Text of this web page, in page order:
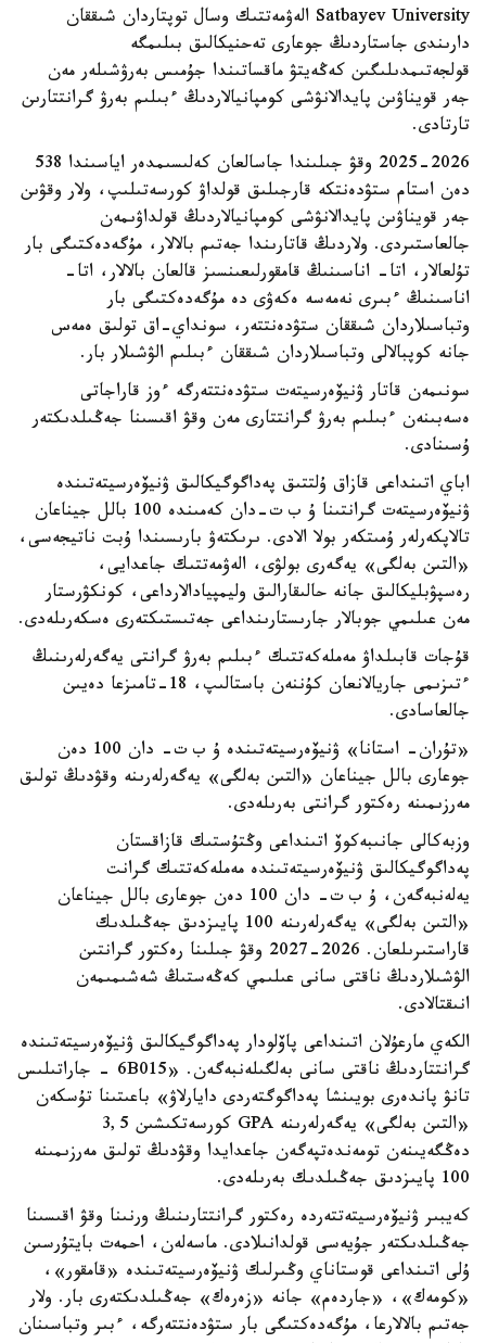
Satbayev University الەۋمەتتىك وسال توپتاردان شىققان
دارىندى جاستاردىڭ جوعارى تەحنيكالىق بىلىمگە
قولجەتىمدىلىگىن كەڭەيتۋ ماقساتىندا جۇمىس بەرۋشىلەر مەن
جەر قويناۋىن پايدالانۋشى كومپانيالاردىڭ ءبىلىم بەرۋ گرانتتارىن
تارتادى.
2025-2026 وقۋ جىلىندا جاسالعان كەلىسىمدەر اياسىندا 538
دەن استام ستۋدەنتكە قارجىلىق قولداۋ كورسەتىلىپ، ولار وقۋىن
جەر قويناۋىن پايدالانۋشى كومپانيالاردىڭ قولداۋىمەن
جالعاستىردى. ولاردىڭ قاتارىندا جەتىم بالالار، مۇگەدەكتىگى بار
تۇلعالار، اتا- اناسىنىڭ قامقورلىعىنسىز قالعان بالالار، اتا-
اناسىنىڭ ءبىرى نەمەسە ەكەۋى دە مۇگەدەكتىگى بار
وتباسىلاردان شىققان ستۋدەنتتەر، سونداي-اق تولىق ەمەس
جانە كوپبالالى وتباسىلاردان شىققان ءبىلىم الۋشىلار بار.
سونىمەن قاتار ۋنيۆەرسيتەت ستۋدەنتتەرگە ءوز قاراجاتى
ەسەبىنەن ءبىلىم بەرۋ گرانتتارى مەن وقۋ اقىسىنا جەڭىلدىكتەر
ۇسىنادى.
اباي اتىنداعى قازاق ۇلتتىق پەداگوگيكالىق ۋنيۆەرسيتەتىندە
ۋنيۆەرسيتەت گرانتىنا ۇ ب ت-دان كەمىندە 100 بالل جيناعان
تالاپكەرلەر ۇمىتكەر بولا الادى. ىرىكتەۋ بارىسىندا ۇبت ناتيجەسى،
«التىن بەلگى» يەگەرى بولۋى، الەۋمەتتىك جاعدايى،
رەسپۋبليكالىق جانە حالىقارالىق وليمپيادالارداعى، كونكۋرستار
مەن عىلىمي جوبالار جارىستارىنداعى جەتىستىكتەرى ەسكەرىلەدى.
قۇجات قابىلداۋ مەملەكەتتىك ءبىلىم بەرۋ گرانتى يەگەرلەرىنىڭ
ءتىزىمى جاريالانعان كۇننەن باستالىپ، 18-تامىزعا دەيىن
جالعاسادى.
«تۇران- استانا» ۋنيۆەرسيتەتىندە ۇ ب ت- دان 100 دەن
جوعارى بالل جيناعان «التىن بەلگى» يەگەرلەرىنە وقۋدىڭ تولىق
مەرزىمىنە رەكتور گرانتى بەرىلەدى.
وزبەكالى جانىبەكوۆ اتىنداعى وڭتۇستىك قازاقستان
پەداگوگيكالىق ۋنيۆەرسيتەتىندە مەملەكەتتىك گرانت
يەلەنبەگەن، ۇ ب ت- دان 100 دەن جوعارى بالل جيناعان
«التىن بەلگى» يەگەرلەرىنە 100 پايىزدىق جەڭىلدىك
قاراستىرىلعان. 2026-2027 وقۋ جىلىنا رەكتور گرانتىن
الۋشىلاردىڭ ناقتى سانى عىلىمي كەڭەستىڭ شەشىمىمەن
انىقتالادى.
الكەي مارعۇلان اتىنداعى پاۆلودار پەداگوگيكالىق ۋنيۆەرسيتەتىندە
گرانتتاردىڭ ناقتى سانى بەلگىلەنبەگەن. «6B015 - جاراتىلىس
تانۋ پاندەرى بويىنشا پەداگوگتەردى دايارلاۋ» باعىتىنا تۇسكەن
«التىن بەلگى» يەگەرلەرىنە GPA كورسەتكىشىن 3,5
دەڭگەيىنەن تومەندەتپەگەن جاعدايدا وقۋدىڭ تولىق مەرزىمىنە
100 پايىزدىق جەڭىلدىك بەرىلەدى.
كەيبىر ۋنيۆەرسيتەتتەردە رەكتور گرانتتارىنىڭ ورنىنا وقۋ اقىسىنا
جەڭىلدىكتەر جۇيەسى قولدانىلادى. ماسەلەن، احمەت بايتۇرسىن
ۇلى اتىنداعى قوستاناي وڭىرلىك ۋنيۆەرسيتەتىندە «قامقور»،
«كومەك»، «جاردەم» جانە «زەرەك» جەڭىلدىكتەرى بار. ولار
جەتىم بالالارعا، مۇگەدەكتىگى بار ستۋدەنتتەرگە، ءبىر وتباسىنان